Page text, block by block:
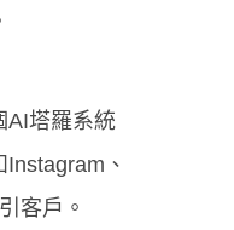
AI塔羅系統
、
客戶。